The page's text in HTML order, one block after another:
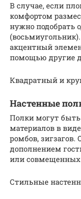
В случае, если
комфортом
нужно подобрать
акцентный
помощью другие
Квадратный и
Настенные
Полки могут
материалов в
ромбов,
дополнением
или
Стильные